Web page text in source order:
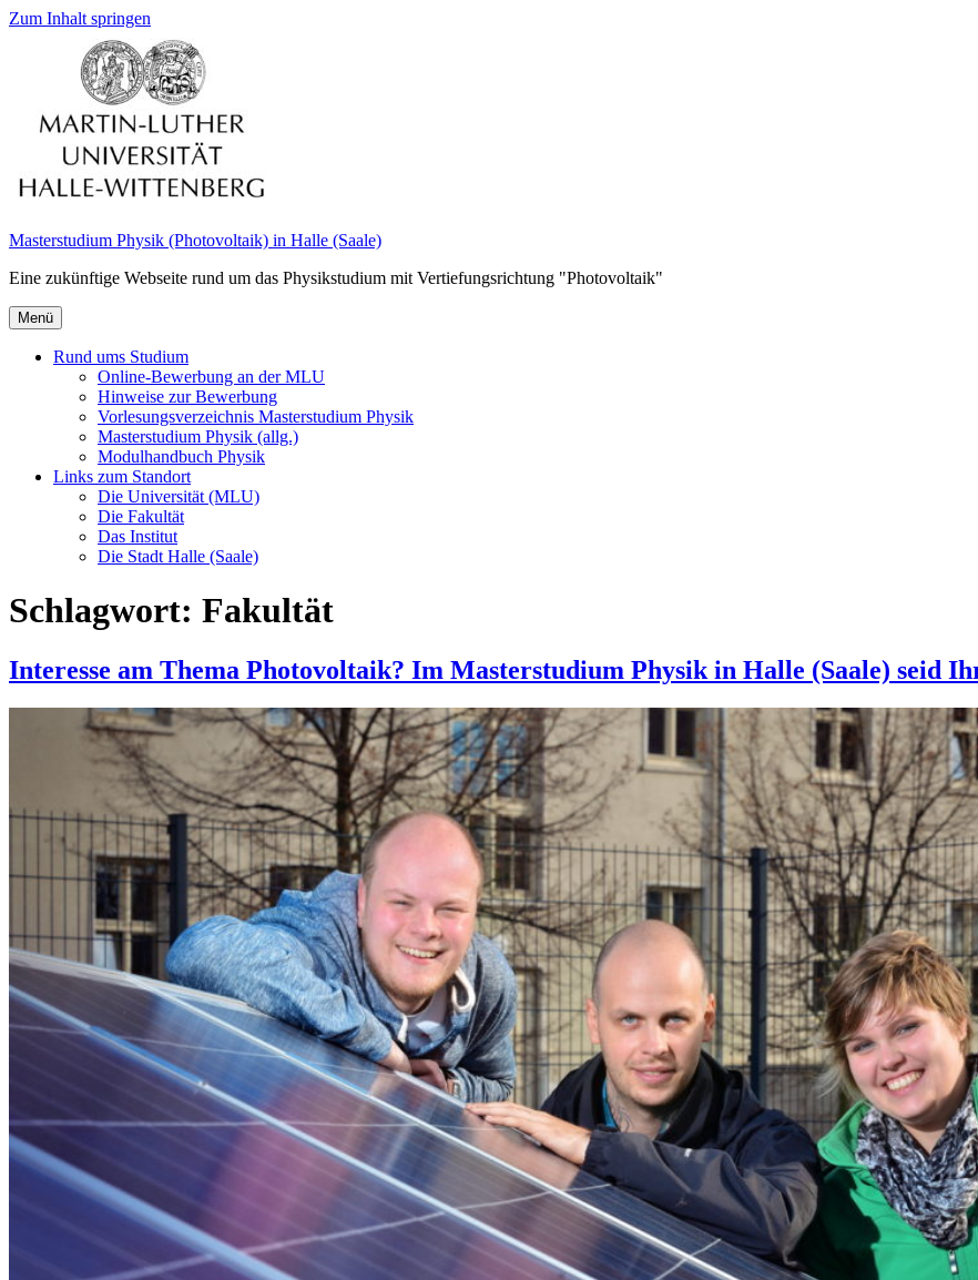
Zum Inhalt springen
Masterstudium Physik (Photovoltaik) in Halle (Saale)
Eine zukünftige Webseite rund um das Physikstudium mit Vertiefungsrichtung "Photovoltaik"
Menü
Rund ums Studium
Online-Bewerbung an der MLU
Hinweise zur Bewerbung
Vorlesungsverzeichnis Masterstudium Physik
Masterstudium Physik (allg.)
Modulhandbuch Physik
Links zum Standort
Die Universität (MLU)
Die Fakultät
Das Institut
Die Stadt Halle (Saale)
Schlagwort: Fakultät
Interesse am Thema Photovoltaik? Im Masterstudium Physik in Halle (Saale) seid